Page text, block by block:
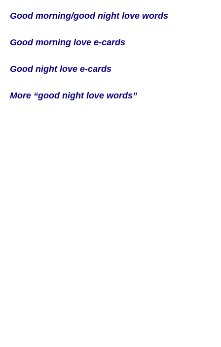
Good morning/good night love words
Good morning love e-cards
Good night love e-cards
More “good night love words”